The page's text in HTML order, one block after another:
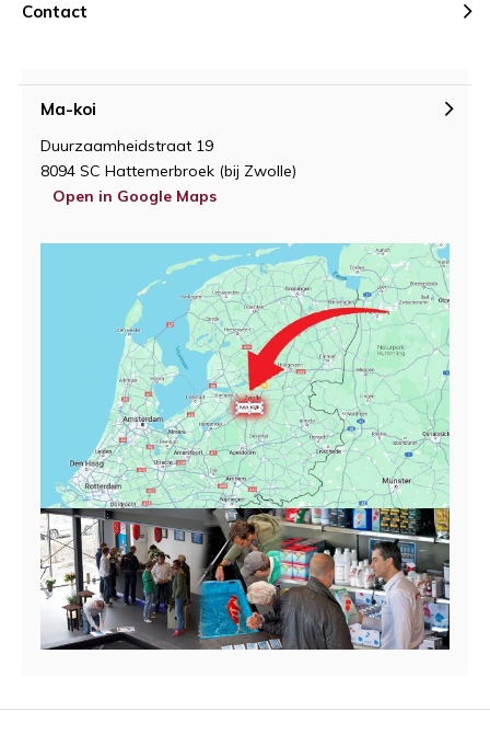
Contact
Ma-koi
Duurzaamheidstraat 19
8094 SC Hattemerbroek (bij Zwolle)
Open in Google Maps